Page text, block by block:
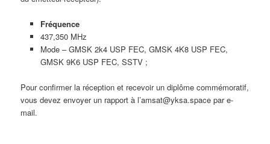
Fréquence
437,350 MHz
Mode – GMSK 2k4 USP FEC, GMSK 4K8 USP FEC,
GMSK 9K6 USP FEC, SSTV ;
Pour confirmer la réception et recevoir un diplôme commémoratif,
vous devez envoyer un rapport à l’amsat@yksa.space par e-
mail.